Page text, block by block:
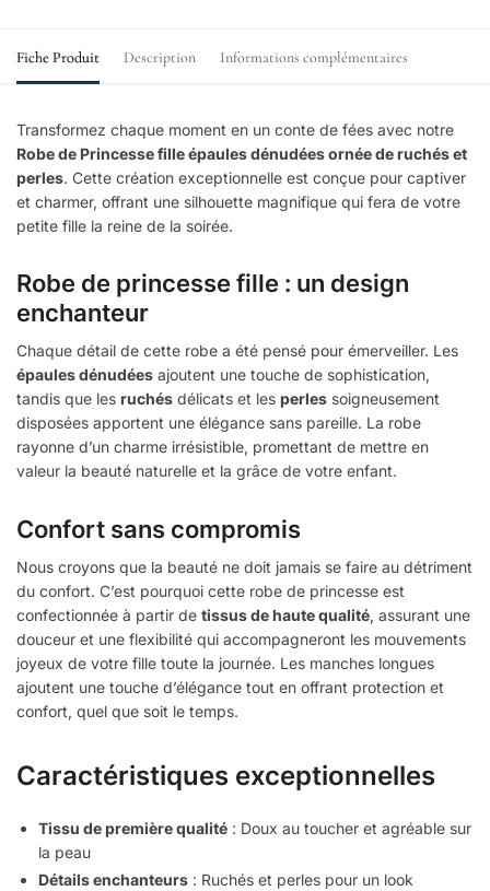
Fiche Produit Description Informations complémentaires
Transformez chaque moment en un conte de fées avec notre
Robe de Princesse fille épaules dénudées ornée de ruchés et
perles. Cette création exceptionnelle est conçue pour captiver
et charmer, offrant une silhouette magnifique qui fera de votre
petite fille la reine de la soirée.
Robe de princesse fille : un design
enchanteur
Chaque détail de cette robe a été pensé pour émerveiller. Les
épaules dénudées ajoutent une touche de sophistication,
tandis que les ruchés délicats et les perles soigneusement
disposées apportent une élégance sans pareille. La robe
rayonne d’un charme irrésistible, promettant de mettre en
valeur la beauté naturelle et la grâce de votre enfant.
Confort sans compromis
Nous croyons que la beauté ne doit jamais se faire au détriment
du confort. C’est pourquoi cette robe de princesse est
confectionnée à partir de tissus de haute qualité, assurant une
douceur et une flexibilité qui accompagneront les mouvements
joyeux de votre fille toute la journée. Les manches longues
ajoutent une touche d’élégance tout en offrant protection et
confort, quel que soit le temps.
Caractéristiques exceptionnelles
Tissu de première qualité : Doux au toucher et agréable sur
la peau
Détails enchanteurs : Ruchés et perles pour un look